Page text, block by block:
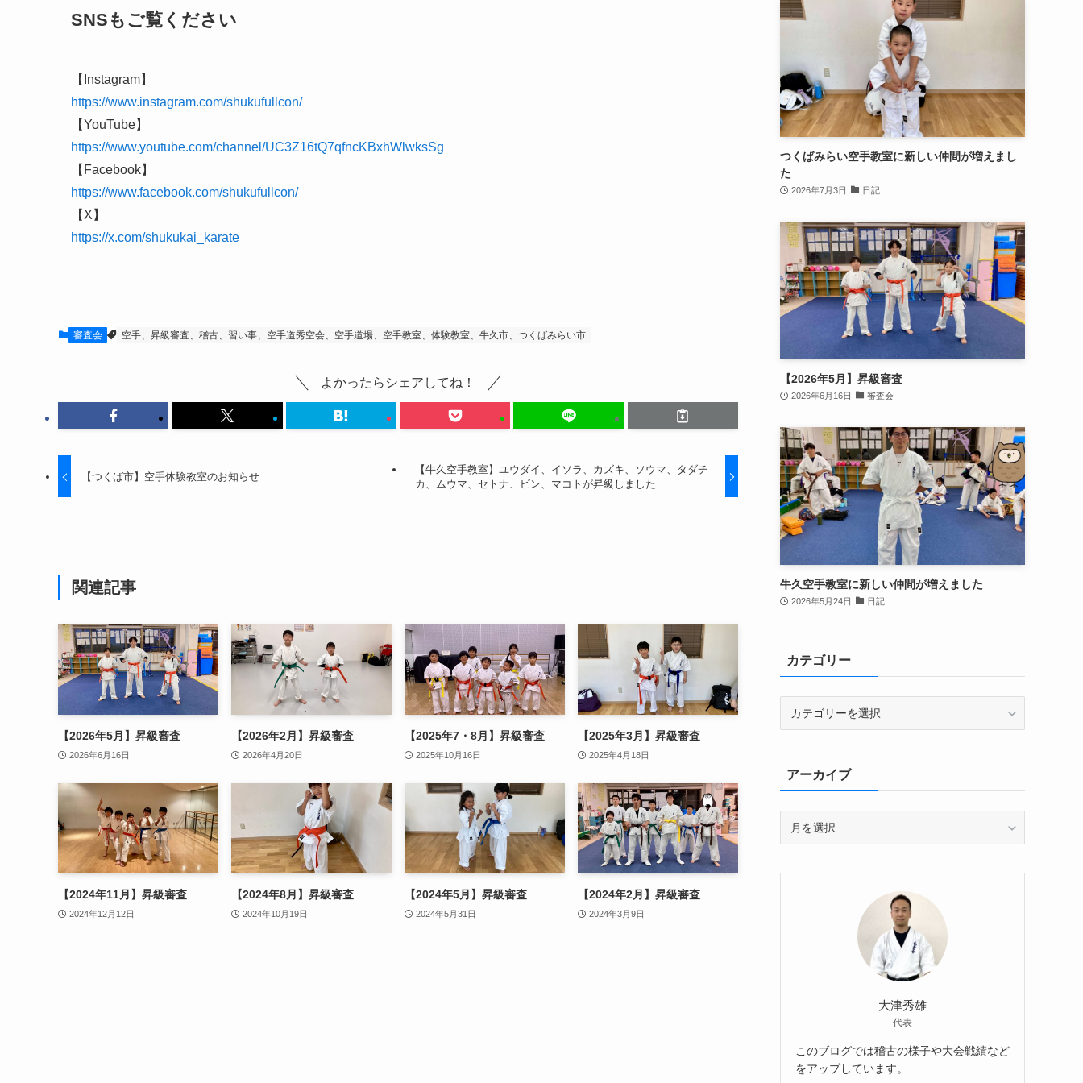
SNSもご覧ください
【Instagram】
https://www.instagram.com/shukufullcon/
【YouTube】
https://www.youtube.com/channel/UC3Z16tQ7qfncKBxhWlwksSg
【Facebook】
https://www.facebook.com/shukufullcon/
【X】
https://x.com/shukukai_karate
審査会 空手、昇級審査、稽古、習い事、空手道秀空会、空手道場、空手教室、体験教室、牛久市、つくばみらい市
よかったらシェアしてね！
【つくば市】空手体験教室のお知らせ
【牛久空手教室】ユウダイ、イソラ、カズキ、ソウマ、タダチ
カ、ムウマ、セトナ、ビン、マコトが昇級しました
関連記事
【2026年5月】昇級審査
2026年6月16日
【2026年2月】昇級審査
2026年4月20日
【2025年7・8月】昇級審査
2025年10月16日
【2025年3月】昇級審査
2025年4月18日
【2024年11月】昇級審査
2024年12月12日
【2024年8月】昇級審査
2024年10月19日
【2024年5月】昇級審査
2024年5月31日
【2024年2月】昇級審査
2024年3月9日
つくばみらい空手教室に新しい仲間が増えまし
た
2026年7月3日 日記
【2026年5月】昇級審査
2026年6月16日 審査会
牛久空手教室に新しい仲間が増えました
2026年5月24日 日記
カテゴリー
ーアーカイブ
イ
大津秀雄
代表
このブログでは稽古の様子や大会戦績など
をアップしています。